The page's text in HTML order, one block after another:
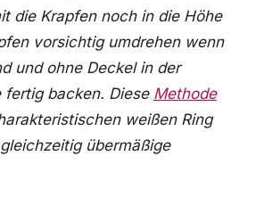
die Krapfen noch in die Höhe
vorsichtig umdrehen wenn
und ohne Deckel in der
fertig backen. Diese Methode
weißen Ring
übermäßige